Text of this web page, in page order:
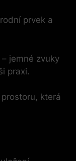
prvek a
– jemné zvuky
praxi.
která